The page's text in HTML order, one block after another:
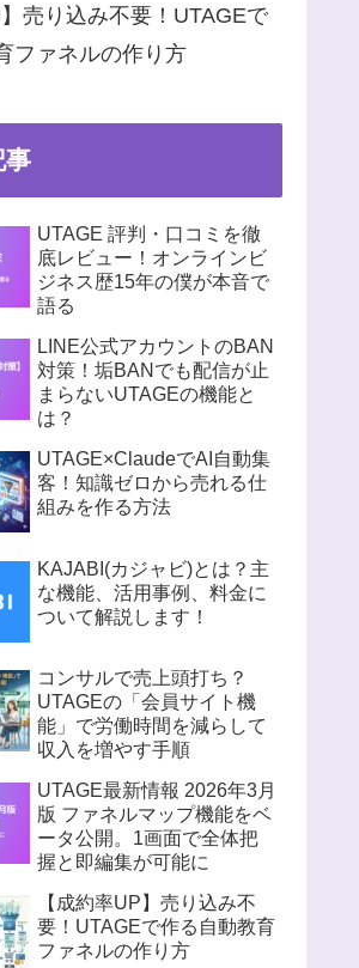
】売り込み不要！UTAGEで
ファネルの作り方
事
UTAGE 評判・口コミを徹
底レビュー！オンラインビ
ジネス歴15年の僕が本音で
語る
LINE公式アカウントのBAN
対策！垢BANでも配信が止
まらないUTAGEの機能と
は？
UTAGE×ClaudeでAI自動集
客！知識ゼロから売れる仕
組みを作る方法
KAJABI(カジャビ)とは？主
な機能、活用事例、料金に
ついて解説します！
コンサルで売上頭打ち？
UTAGEの「会員サイト機
能」で労働時間を減らして
収入を増やす手順
UTAGE最新情報 2026年3月
版 ファネルマップ機能をベ
ータ公開。1画面で全体把
握と即編集が可能に
【成約率UP】売り込み不
要！UTAGEで作る自動教育
ファネルの作り方